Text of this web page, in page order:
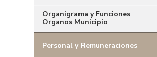
Organigrama y Funciones
Organos Municipio
Personal y Remuneraciones